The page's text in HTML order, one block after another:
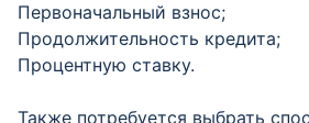
Первоначальный взнос;
Продолжительность кредита;
Процентную ставку.
Также потребуется выбрать